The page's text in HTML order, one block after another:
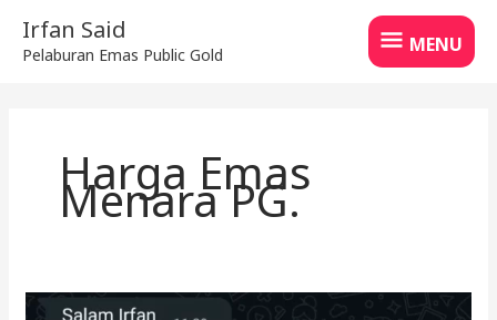
content
Irfan Said
Pelaburan Emas Public Gold
MENU
MENU
Harga Emas
Menara PG.
Selesai